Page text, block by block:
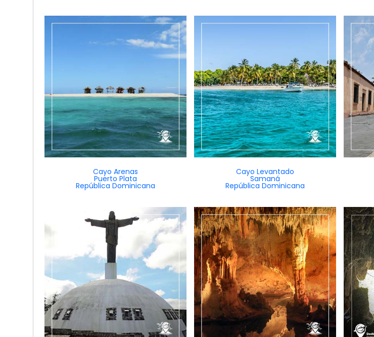
Cayo Arenas
Puerto Plata
República Dominicana
Cayo Levantado
Samaná
República Dominicana